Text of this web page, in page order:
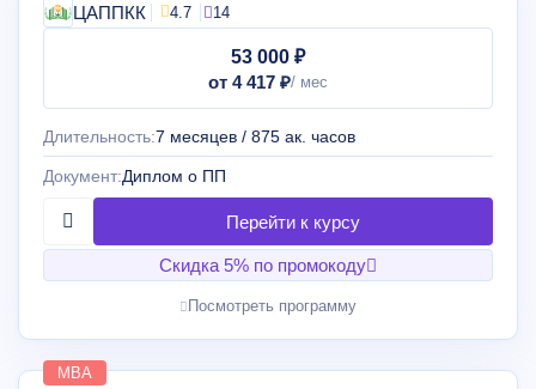
ЦАППКК 4.7 14
53 000 ₽
от 4 417 ₽
Длительность:7 месяцев / 875 ак. часов
Документ:Диплом о ПП
Скидка 5% по промокоду
Посмотреть программу
MBA